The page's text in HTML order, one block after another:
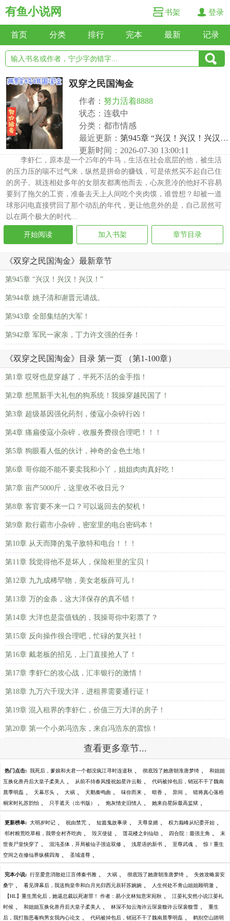
有鱼小说网 书架 登录
首页 分类 排行 完本 最新 记录
双穿之民国淘金
作者： 努力活着8888
状态：连载中
分类：都市情感
最近更新： 第945章 “兴汉！兴汉！兴汉！”
更新时间：2026-07-30 13:00:11
李虾仁，原本是一个25年的牛马，生活在社会底层的他，被生活
的压力压的喘不过气来，纵然是拼命的赚钱，可是依然买不起自己住
的房子。就连相处多年的女朋友都离他而去，心灰意冷的他好不容易
要到了拖欠的工资，准备去天上人间吃个夹肉馍，谁曾想？却被一道
球形闪电直接劈回了那个动乱的年代，更让他意外的是，自己居然可
以在两个极大的时代...
开始阅读 加入书架 章节目录
《双穿之民国淘金》最新章节
第945章 “兴汉！兴汉！兴汉！”
第944章 姚子清和谢晋元请战。
第943章 全部集结的大军！
第942章 军民一家亲，丁力许文强的任务！
《双穿之民国淘金》目录 第一页 （第1-100章）
第1章 哎呀也是穿越了，半死不活的金手指！
第2章 想黑新手大礼包的狗系统！我操穿越民国了！
第3章 超级基因强化药剂，倭寇小杂碎行凶！
第4章 痛扁倭寇小杂碎，收服务费很合理吧！！！
第5章 狗眼看人低的伙计，神奇的金色土地！
第6章 哥你能不能不要卖我和小丫，姐姐肉肉真好吃！
第7章 亩产5000斤，这里收不收日元？
第8章 客官要不来一口？可以返回去的契机！
第9章 欺行霸市小杂碎，密室里的电台密码本！
第10章 从天而降的鬼子敌特和电台！！！
第11章 我觉得他不是坏人，保险柜里的宝贝！
第12章 九九成稀罕物，美女老板薛可儿！
第13章 万的金条，这大洋保存的真不错！
第14章 大洋也是蛮值钱的，我操哥你中彩票了？
第15章 反向操作很合理吧，忙碌的复兴社！
第16章 戴老板的招见，上门直接抢人了！
第17章 李虾仁的攻心战，汇丰银行的激情！
第18章 九万六千现大洋，进租界需要通行证！
第19章 混入租界的李虾仁，价值三万大洋的房子！
第20章 第一个小弟冯浩东，来自冯浩东的震惊！
查看更多章节...
热门点击: 我死后，爹娘和夫君一个都没疯江寻时连道秋 、 彻底毁了她唐朝淮唐梦绮 、 和姐姐
互换化兽丹后大皇子柔美人 、 从前不待春风慢祝如星许云毅 、 代码被掉包后，销冠不干了魏南
晨季明磊 、 天幕尽头 、 大祸 、 天鹅奏鸣曲 、 味你而来 、 暗香 、 异间 、 错将真心落梧
桐宋时礼苏韵怡 、 只手遮天（出书版） 、 炮灰情史旧情人 、 她来自星际最高监狱 、
更新榜单: 大明岁时记 、 祝由禁咒 、 短篇鬼故事录 、 天尊皇婿 、 权力巅峰从纪委开始 、
邻村粮荒吃草根，我带全村齐吃肉 、 毁灭使徒 、 莲花楼之剑仙劫 、 四合院：最强主角 、 末
世丧尸皇快穿了 、 混沌圣体，开局被仙子强迫双修 、 浅星语的新书 、 至尊武魂 、 惊！重生
空间之在修仙界纵横四海 、 圣域道尊 、
完本小说: 行至爱意消散处江言傅秦书雅 、 大祸 、 彻底毁了她唐朝淮唐梦绮 、 失效攻略裴安
桑宁 、 看见弹幕后，我送狗皇帝和白月光归西元辰轩苏婉婉 、 人生何处不青山姐姐顾明澈 、
【HL】重生黑化后，她逼总裁以死谢罪！ 作者：易小文林知意宋宛秋 、 江晏礼安然小说江晏礼
时候 、 和姐姐互换化兽丹后大皇子柔美人 、 林深不知云海许云琛裴馥许云琛裴馥雪 、 重生
后，我打脸恶毒狗男女我内心论文 、 代码被掉包后，销冠不干了魏南晨季明磊 、 鹤别空山踏明